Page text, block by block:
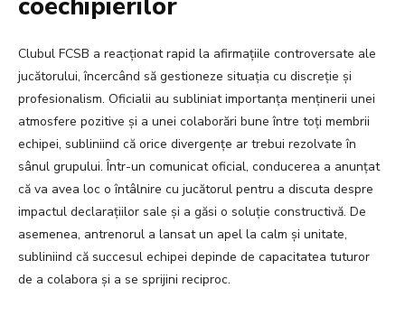
coechipierilor
Clubul FCSB a reacționat rapid la afirmațiile controversate ale
jucătorului, încercând să gestioneze situația cu discreție și
profesionalism. Oficialii au subliniat importanța menținerii unei
atmosfere pozitive și a unei colaborări bune între toți membrii
echipei, subliniind că orice divergențe ar trebui rezolvate în
sânul grupului. Într-un comunicat oficial, conducerea a anunțat
că va avea loc o întâlnire cu jucătorul pentru a discuta despre
impactul declarațiilor sale și a găsi o soluție constructivă. De
asemenea, antrenorul a lansat un apel la calm și unitate,
subliniind că succesul echipei depinde de capacitatea tuturor
de a colabora și a se sprijini reciproc.